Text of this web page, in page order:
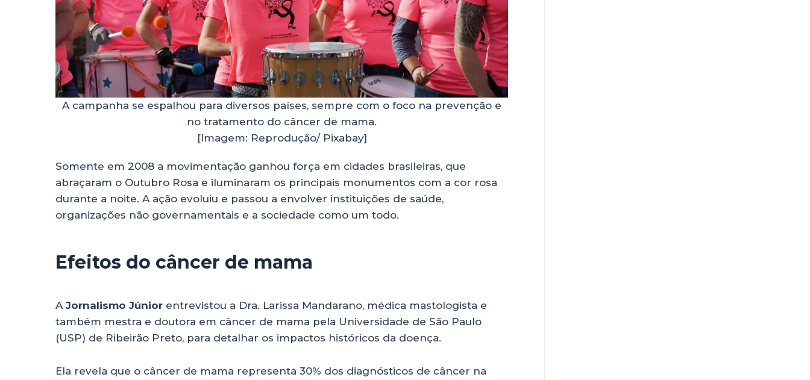
A campanha se espalhou para diversos países, sempre com o foco na prevenção e
no tratamento do câncer de mama.
[Imagem: Reprodução/ Pixabay]
Somente em 2008 a movimentação ganhou força em cidades brasileiras, que
abraçaram o Outubro Rosa e iluminaram os principais monumentos com a cor rosa
durante a noite. A ação evoluiu e passou a envolver instituições de saúde,
organizações não governamentais e a sociedade como um todo.
Efeitos do câncer de mama
A Jornalismo Júnior entrevistou a Dra. Larissa Mandarano, médica mastologista e
também mestra e doutora em câncer de mama pela Universidade de São Paulo
(USP) de Ribeirão Preto, para detalhar os impactos históricos da doença.
Ela revela que o câncer de mama representa 30% dos diagnósticos de câncer na